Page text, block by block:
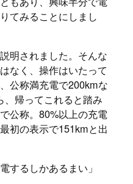
てみることにしまし
明されました。そんな
なく、操作はいたって
公称満充電で200kmな
帰ってこれると踏み
公称。80%以上の充電
初の表示で151kmと出
するしかあるまい」